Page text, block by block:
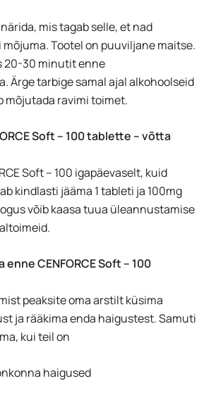
mis tagab selle, et nad
Tootel on puuviljane maitse.
20-30 minutit enne
Ärge tarbige samal ajal alkohoolseid
mõjutada ravimi toimet.
Soft – 100 tablette – võtta
Soft – 100 igapäevaselt, kuid
kindlasti jääma 1 tableti ja 100mg
võib kaasa tuua üleannustamise
CENFORCE Soft – 100
peaksite oma arstilt küsima
ja rääkima enda haigustest. Samuti
kui teil on
haigused